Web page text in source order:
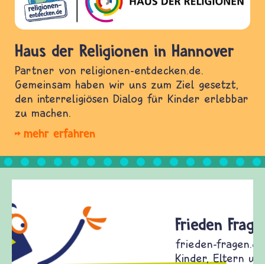
Haus der Religionen in Hannover
Partner von religionen-entdecken.de.
Gemeinsam haben wir uns zum Ziel gesetzt,
den interreligiösen Dialog für Kinder erlebbar
zu machen.
mehr erfahren